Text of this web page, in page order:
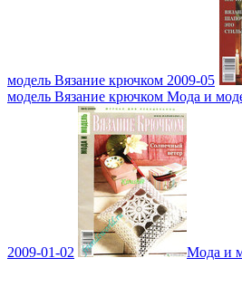
модель Вязание крючком 2009-05
модель Вязание крючком Мода и
2009-01-02 Мода и